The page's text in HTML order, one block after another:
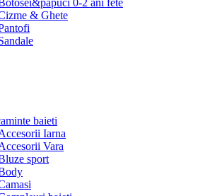
0-2 ani fete
& Ghete
baieti
Iarna
Vara
sport